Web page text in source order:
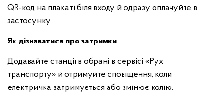
QR-код на плакаті біля входу й одразу оплачуйте в
застосунку.
Як дізнаватися про затримки
Додавайте станції в обрані в сервісі «Рух
транспорту» й отримуйте сповіщення, коли
електричка затримується або змінює колію.